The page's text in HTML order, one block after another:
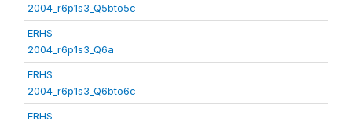
2004_r6p1s3_Q5bto5c
ERHS
2004_r6p1s3_Q6a
ERHS
2004_r6p1s3_Q6bto6c
ERHS